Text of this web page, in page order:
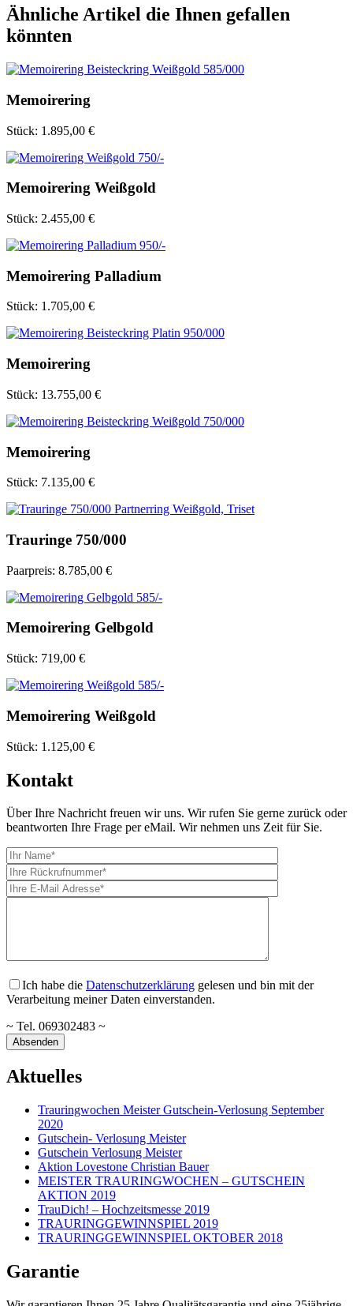
Ähnliche Artikel die Ihnen gefallen
könnten
Memoirering
Stück: 1.895,00 €
Memoirering Weißgold
Stück: 2.455,00 €
Memoirering Palladium
Stück: 1.705,00 €
Memoirering
Stück: 13.755,00 €
Memoirering
Stück: 7.135,00 €
Trauringe 750/000
Paarpreis: 8.785,00 €
Memoirering Gelbgold
Stück: 719,00 €
Memoirering Weißgold
Stück: 1.125,00 €
Kontakt
Über Ihre Nachricht freuen wir uns. Wir rufen Sie gerne zurück oder
beantworten Ihre Frage per eMail. Wir nehmen uns Zeit für Sie.
Ich habe die Datenschutzerklärung gelesen und bin mit der
Verarbeitung meiner Daten einverstanden.
~ Tel. 069302483 ~
Aktuelles
Trauringwochen Meister Gutschein-Verlosung September
2020
Gutschein- Verlosung Meister
Gutschein Verlosung Meister
Aktion Lovestone Christian Bauer
MEISTER TRAURINGWOCHEN – GUTSCHEIN
AKTION 2019
TrauDich! – Hochzeitsmesse 2019
TRAURINGGEWINNSPIEL 2019
TRAURINGGEWINNSPIEL OKTOBER 2018
Garantie